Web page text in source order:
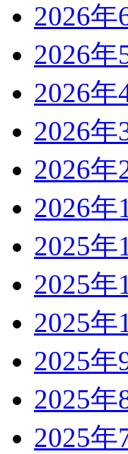
2026年
2026年
2026年
2026年
2026年
2026年
2025年
2025年
2025年
2025年
2025年
2025年